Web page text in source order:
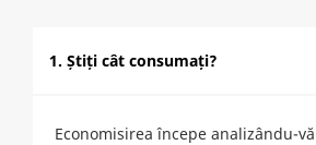
1. Știți cât consumați?
Economisirea începe analizându-